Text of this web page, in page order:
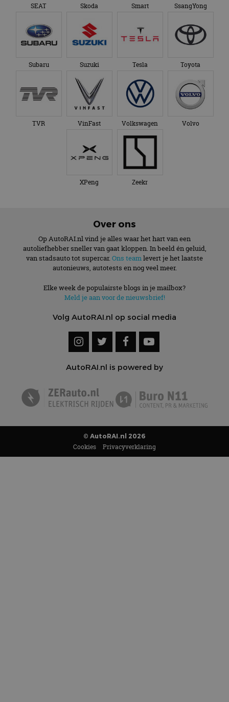
SEAT Skoda Smart SsangYong
Subaru Suzuki Tesla Toyota
TVR VinFast Volkswagen Volvo
XPeng Zeekr
Over ons
Op AutoRAI.nl vind je alles waar het hart van een
autoliefhebber sneller van gaat kloppen. In beeld én geluid,
van stadsauto tot supercar. Ons teamlevert je het laatste
autonieuws, autotests en nog veel meer.
Elke week de populairste blogs in je mailbox?
Meld je aan voor de nieuwsbrief!
Volg AutoRAI.nl op social media
AutoRAI.nl is powered by
© AutoRAI.nl 2026
Cookies Privacyverklaring